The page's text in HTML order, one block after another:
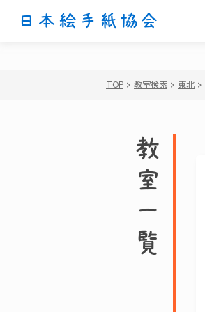
日本絵手紙協会
TOP > 教室検索 > 東北 >
教室一覧